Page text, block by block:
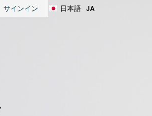
サインイン 日本語 JA
हिन्दी HI